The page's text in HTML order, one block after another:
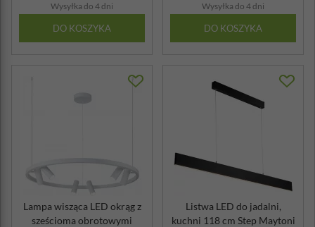
Wysyłka do 4 dni
DO KOSZYKA
Wysyłka do 4 dni
DO KOSZYKA
Lampa wisząca LED okrąg z
sześcioma obrotowymi
Listwa LED do jadalni,
kuchni 118 cm Step Maytoni